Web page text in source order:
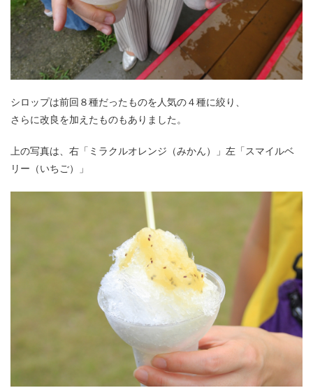
シロップは前回８種だったものを人気の４種に絞り、
さらに改良を加えたものもありました。
上の写真は、右「ミラクルオレンジ（みかん）」左「スマイルベ
リー（いちご）」